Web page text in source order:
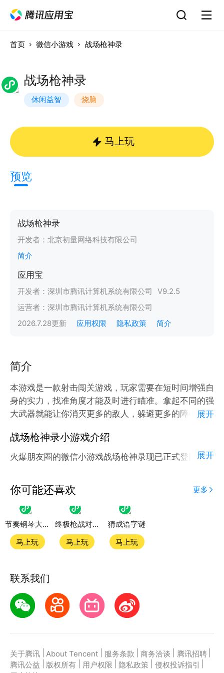
首页 微信小游戏 战场枪神录
战场枪神录
休闲益智 烧脑
马上玩
预览
战场枪神录
开发者： 北京初量网络科技有限公司
简介
应用宝
开发者： 深圳市腾讯计算机系统有限公司 V9.2.5
运营者： 深圳市腾讯计算机系统有限公司
2026.7.28更新 应用权限 隐私政策 简介
简介
本游戏是一款射击闯关游戏，玩家需要在短时间增强自
身的实力，找准角度才能及时进行瞄准。拿起不同的强
大武器就能让你消灭更多的敌人，躲避更多的障碍物，
展开
战场枪神录小游戏介绍
火爆朋友圈的微信小游戏战场枪神录现已正式登陆腾讯
应用宝为腾讯官方游戏平台，收录海量正版授权的高热
度精品小游戏。直接搜索或者在小游戏 tab 发现热门
战场枪神录小游戏双平台畅玩
如何在应用宝上玩微信小游戏？
第一步：点击下载应用宝客户端，第二步：一键登录，
展开
你可能还喜欢 更多
节奏钢琴大师游戏
马上玩
终极枪战对决
马上玩
猜成语字谜
马上玩
联系我们
关于腾讯 About Tencent 服务条款 商务洽谈 腾讯招聘
腾讯公益
版权所有 用户权限 隐私政策 侵权投诉指引